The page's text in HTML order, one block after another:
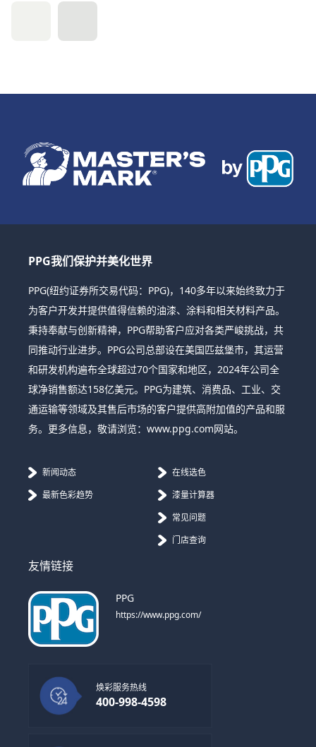
PPG我们保护并美化世界
PPG(纽约证券所交易代码：PPG)，140多年以来始终致力于
为客户开发并提供值得信赖的油漆、涂料和相关材料产品。
秉持奉献与创新精神，PPG帮助客户应对各类严峻挑战，共
同推动行业进步。PPG公司总部设在美国匹兹堡市，其运营
和研发机构遍布全球超过70个国家和地区，2024年公司全
球净销售额达158亿美元。PPG为建筑、消费品、工业、交
通运输等领域及其售后市场的客户提供高附加值的产品和服
务。更多信息，敬请浏览：www.ppg.com网站。
新闻动态
最新色彩趋势
在线选色
漆量计算器
常见问题
门店查询
友情链接
PPG
https://www.ppg.com/
焕彩服务热线
400-998-4598